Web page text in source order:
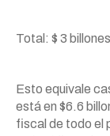
Total: $ 3
Esto equivale
está en $6.6
fiscal de todo el